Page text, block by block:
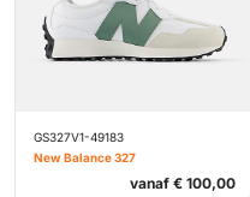
GS327V1-49183
New Balance 327
vanaf € 100,00